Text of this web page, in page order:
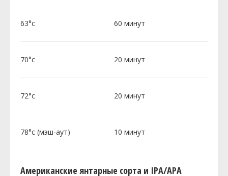
63°c 60 минут
70°c 20 минут
72°c 20 минут
78°c (мэш-аут) 10 минут
Американские янтарные сорта и IPA/APA